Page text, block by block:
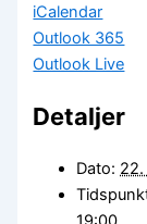
iCalendar
Outlook 365
Outlook Live
Detaljer
Dato: